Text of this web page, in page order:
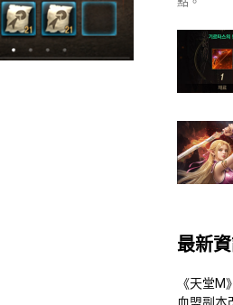
最新
《天堂